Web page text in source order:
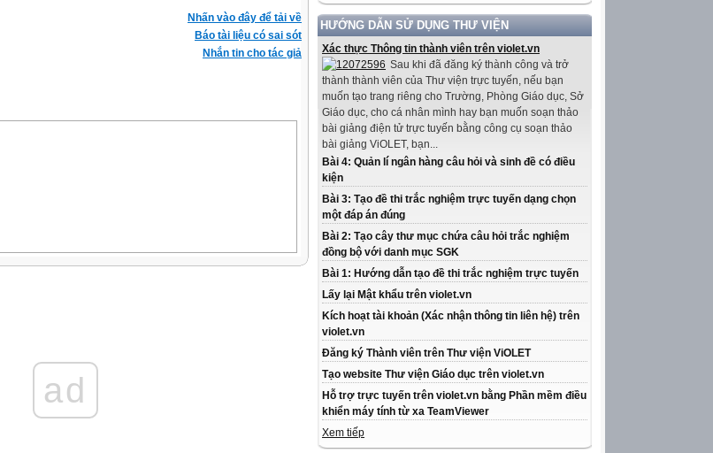
HƯỚNG DẪN SỬ DỤNG THƯ VIỆN
Xác thực Thông tin thành viên trên violet.vn
Sau khi đã đăng ký thành công và trở
thành thành viên của Thư viện trực tuyến, nếu bạn
muốn tạo trang riêng cho Trường, Phòng Giáo dục, Sở
Giáo dục, cho cá nhân mình hay bạn muốn soạn thảo
bài giảng điện tử trực tuyến bằng công cụ soạn thảo
bài giảng ViOLET, bạn...
Bài 4: Quản lí ngân hàng câu hỏi và sinh đề có điều
kiện
Bài 3: Tạo đề thi trắc nghiệm trực tuyến dạng chọn
một đáp án đúng
Bài 2: Tạo cây thư mục chứa câu hỏi trắc nghiệm
đồng bộ với danh mục SGK
Bài 1: Hướng dẫn tạo đề thi trắc nghiệm trực tuyến
Lấy lại Mật khẩu trên violet.vn
Kích hoạt tài khoản (Xác nhận thông tin liên hệ) trên
violet.vn
Đăng ký Thành viên trên Thư viện ViOLET
Tạo website Thư viện Giáo dục trên violet.vn
Hỗ trợ trực tuyến trên violet.vn bằng Phần mềm điều
khiển máy tính từ xa TeamViewer
Xem tiếp
Nhấn vào đây để tải về
Báo tài liệu có sai sót
Nhắn tin cho tác giả
ad